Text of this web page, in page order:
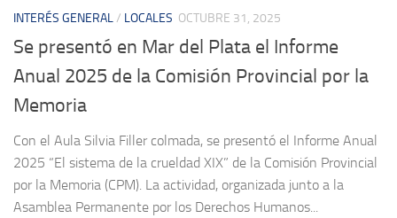
INTERÉS GENERAL/ LOCALES OCTUBRE 31, 2025
Se presentó en Mar del Plata el Informe
Anual 2025 de la Comisión Provincial por la
Memoria
Con el Aula Silvia Filler colmada, se presentó el Informe Anual
2025 “El sistema de la crueldad XIX” de la Comisión Provincial
por la Memoria (CPM). La actividad, organizada junto a la
Asamblea Permanente por los Derechos Humanos...